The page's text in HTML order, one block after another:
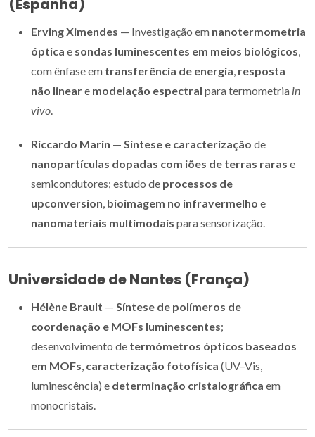
(Espanha)
Erving Ximendes — Investigação em nanotermometria
óptica e sondas luminescentes em meios biológicos,
com ênfase em transferência de energia, resposta
não lineare modelação espectral para termometria in
vivo.
Riccardo Marin — Síntese e caracterização de
nanopartículas dopadas com iões de terras raras e
semicondutores; estudo de processos de
upconversion, bioimagem no infravermelho e
nanomateriais multimodais para sensorização.
Universidade de Nantes (França)
Hélène Brault — Síntese de polímeros de
coordenação e MOFs luminescentes;
desenvolvimento de termómetros ópticos baseados
em MOFs, caracterização fotofísica (UV–Vis,
luminescência) e determinação cristalográfica em
monocristais.